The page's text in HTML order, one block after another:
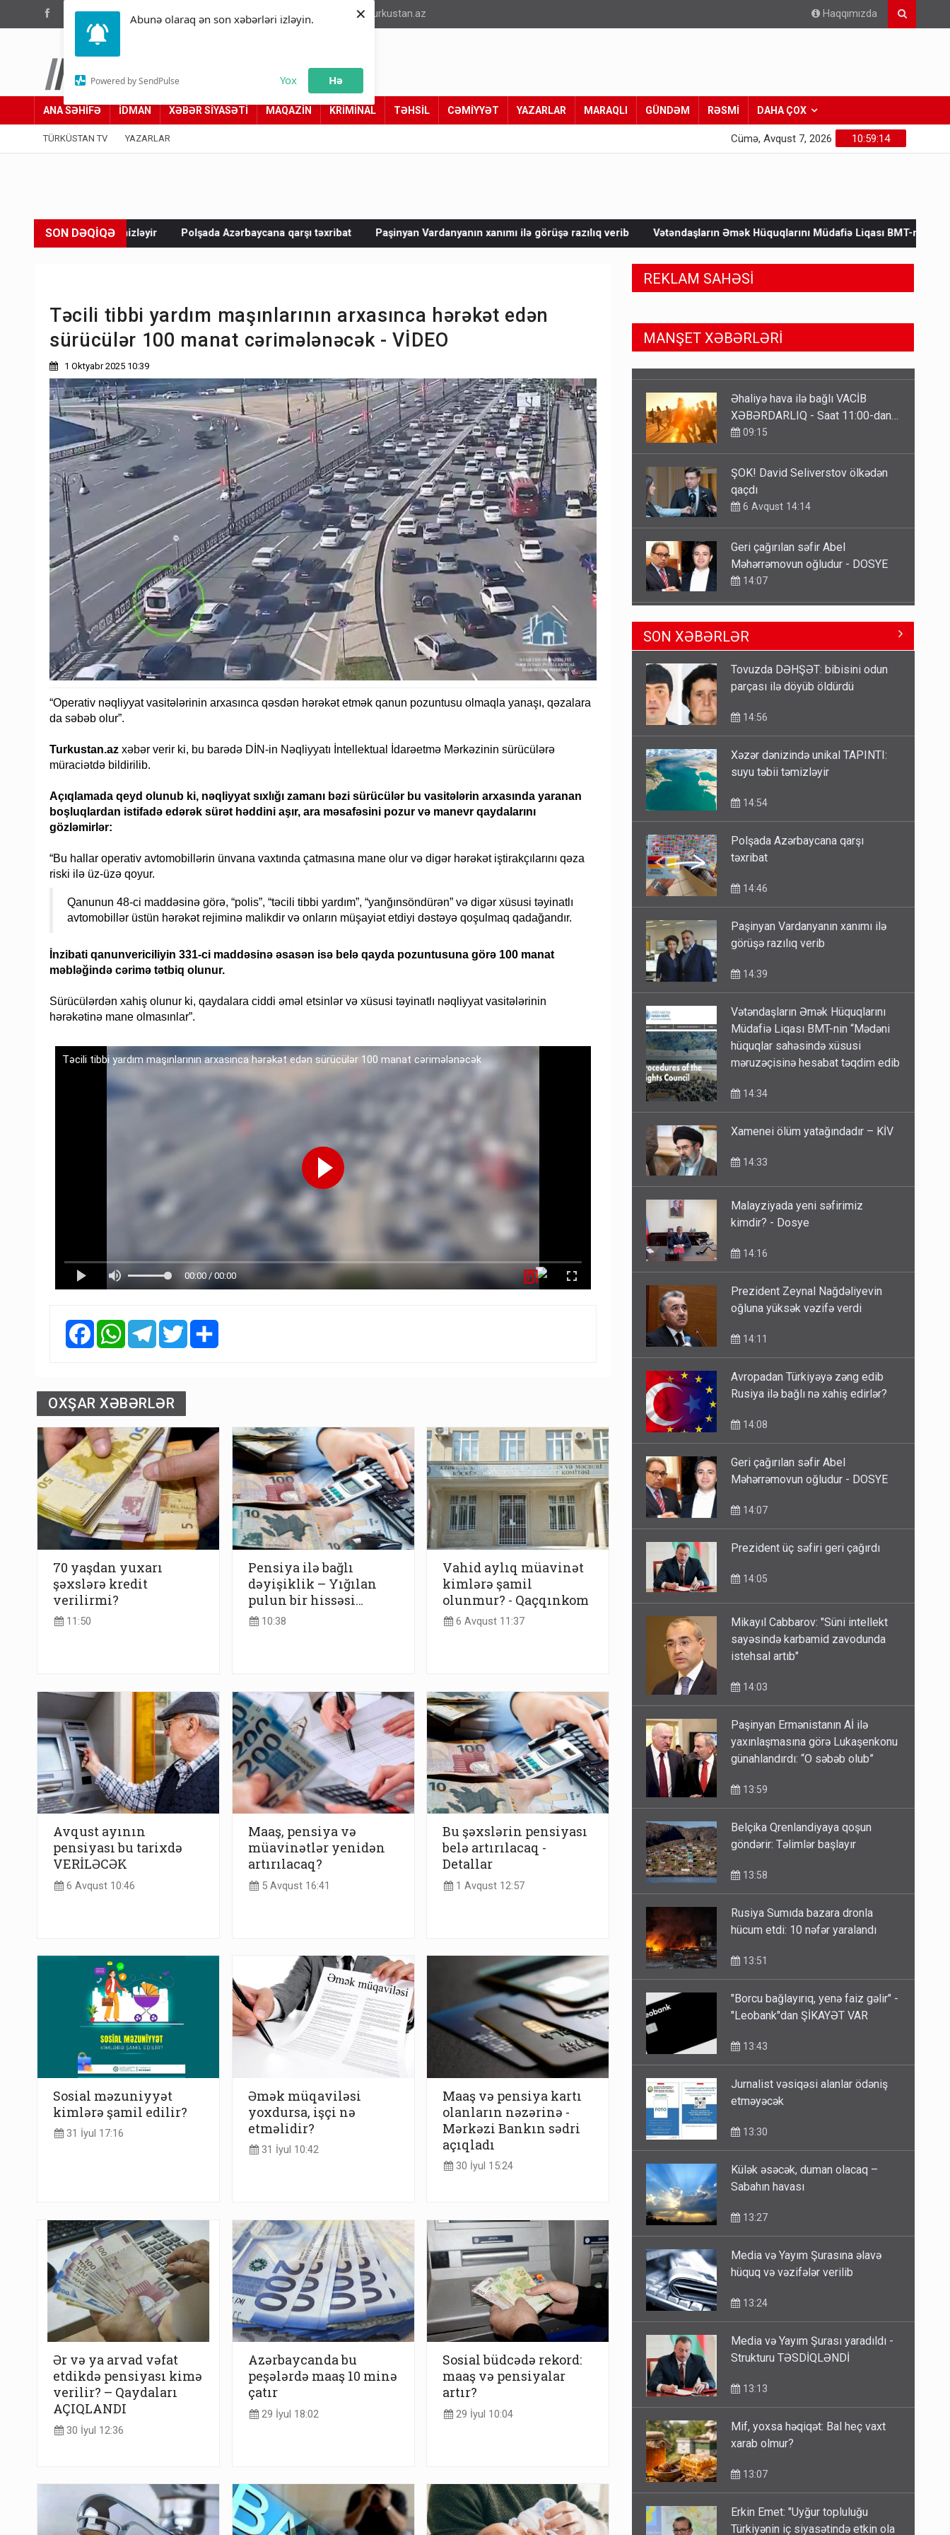
Abunə olaraq ən son xəbərləri izləyin.
Powered by SendPulse Yox Hə
×
(012) 449 94 05 info@turkustan.az Haqqımızda
Türküstan.az
Adımız yolumuzdur
ANA SƏHİFƏ İDMAN XƏBƏR SİYASƏTİ MAQAZİN KRİMİNAL TƏHSİL CƏMİYYƏT YAZARLAR MARAQLI GÜNDƏM RƏSMİ DAHA ÇOX
TÜRKÜSTAN TV YAZARLAR 10:59:15
Cümə, Avqust 7, 2026
SON DƏQİQƏ
təmizləyir Polşada Azərbaycana qarşı təxribat Paşinyan Vardanyanın xanımı ilə görüşə razılıq verib Vətəndaşların Əmək Hüquqlarını Müdafiə Liqası BMT-nin “Mədəni hüquqlar
Təcili tibbi yardım maşınlarının arxasınca hərəkət edən
sürücülər 100 manat cərimələnəcək - VİDEO
1 Oktyabr 2025 10:39
“Operativ nəqliyyat vasitələrinin arxasınca qəsdən hərəkət etmək qanun pozuntusu olmaqla yanaşı, qəzalara
da səbəb olur”.
Turkustan.az xəbər verir ki, bu barədə DİN-in Nəqliyyatı İntellektual İdarəetmə Mərkəzinin sürücülərə
müraciətdə bildirilib.
Açıqlamada qeyd olunub ki, nəqliyyat sıxlığı zamanı bəzi sürücülər bu vasitələrin arxasında yaranan
boşluqlardan istifadə edərək sürət həddini aşır, ara məsafəsini pozur və manevr qaydalarını
gözləmirlər:
“Bu hallar operativ avtomobillərin ünvana vaxtında çatmasına mane olur və digər hərəkət iştirakçılarını qəza
riski ilə üz-üzə qoyur.
Qanunun 48-ci maddəsinə görə, “polis”, “təcili tibbi yardım”, “yanğınsöndürən” və digər xüsusi təyinatlı
avtomobillər üstün hərəkət rejiminə malikdir və onların müşayiət etdiyi dəstəyə qoşulmaq qadağandır.
İnzibati qanunvericiliyin 331-ci maddəsinə əsasən isə belə qayda pozuntusuna görə 100 manat
məbləğində cərimə tətbiq olunur.
Sürücülərdən xahiş olunur ki, qaydalara ciddi əməl etsinlər və xüsusi təyinatlı nəqliyyat vasitələrinin
hərəkətinə mane olmasınlar”.
FacebookWhatsAppTelegramTwitter
OXŞAR XƏBƏRLƏR
70 yaşdan yuxarı
şəxslərə kredit
verilirmi?
11:50
Pensiya ilə bağlı
dəyişiklik – Yığılan
pulun bir hissəsi…
10:38
Vahid aylıq müavinət
kimlərə şamil
olunmur? - Qaçqınkom
6 Avqust 11:37
Avqust ayının
pensiyası bu tarixdə
VERİLƏCƏK
6 Avqust 10:46
Maaş, pensiya və
müavinətlər yenidən
artırılacaq?
5 Avqust 16:41
Bu şəxslərin pensiyası
belə artırılacaq -
Detallar
1 Avqust 12:57
Sosial məzuniyyət
kimlərə şamil edilir?
31 İyul 17:16
Əmək müqaviləsi
yoxdursa, işçi nə
etməlidir?
31 İyul 10:42
Maaş və pensiya kartı
olanların nəzərinə -
Mərkəzi Bankın sədri
açıqladı
30 İyul 15:24
Ər və ya arvad vəfat
etdikdə pensiyası kimə
verilir? – Qaydaları
AÇIQLANDI
30 İyul 12:36
Azərbaycanda bu
peşələrdə maaş 10 minə
çatır
29 İyul 18:02
Sosial büdcədə rekord:
maaş və pensiyalar
artır?
29 İyul 10:04
REKLAM SAHƏSİ
MANŞET XƏBƏRLƏRİ
XƏBƏRDARLIQ - Saat 11:00-dan…
09:15
qaçdı
6 Avqust 14:14
Məhərrəmovun oğludur - DOSYE
14:07
Media və Yayım Şurasına əlavə
13:24
Kartdan karta istədiyiniz qədər
11:06
Tərtərdəki hadisənin sirri açıldı:
Ər-arvadı yandırıb 15 min manatı
10:46
SON XƏBƏRLƏR
Tovuzda DƏHŞƏT: bibisini odun
parçası ilə döyüb öldürdü
Xəzər dənizində unikal TAPINTI:
suyu təbii təmizləyir
Polşada Azərbaycana qarşı
təxribat
Paşinyan Vardanyanın xanımı ilə
görüşə razılıq verib
Vətəndaşların Əmək Hüquqlarını
Müdafiə Liqası BMT-nin “Mədəni
hüquqlar sahəsində xüsusi
məruzəçisinə hesabat təqdim edib
Xamenei ölüm yatağındadır – KİV
Malayziyada yeni səfirimiz
kimdir? - Dosye
Prezident Zeynal Nağdəliyevin
oğluna yüksək vəzifə verdi
Avropadan Türkiyəyə zəng edib
Rusiya ilə bağlı nə xahiş edirlər?
Geri çağırılan səfir Abel
Məhərrəmovun oğludur - DOSYE
Prezident üç səfiri geri çağırdı
Mikayıl Cabbarov: "Süni intellekt
sayəsində karbamid zavodunda
istehsal artıb"
Paşinyan Ermənistanın Aİ ilə
yaxınlaşmasına görə Lukaşenkonu
günahlandırdı: “O səbəb olub”
Belçika Qrenlandiyaya qoşun
göndərir: Təlimlər başlayır
Rusiya Sumıda bazara dronla
hücum etdi: 10 nəfər yaralandı
"Borcu bağlayırıq, yenə faiz gəlir" -
"Leobank"dan ŞİKAYƏT VAR
Jurnalist vəsiqəsi alanlar ödəniş
etməyəcək
Külək əsəcək, duman olacaq –
Sabahın havası
Media və Yayım Şurasına əlavə
hüquq və vəzifələr verilib
Media və Yayım Şurası yaradıldı -
Strukturu TƏSDİQLƏNDİ
Mif, yoxsa həqiqət: Bal heç vaxt
xarab olmur?
Erkin Emet: "Uyğur topluluğu
Türkiyənin iç siyasətində etkin ola
bilər"